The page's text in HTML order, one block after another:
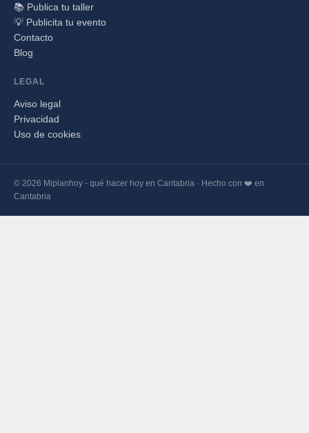
📚 Publica tu taller
💡 Publicita tu evento
Contacto
Blog
LEGAL
Aviso legal
Privacidad
Uso de cookies
© 2026 Miplanhoy - qué hacer hoy en Cantabria · Hecho con ❤️ en
Cantabria